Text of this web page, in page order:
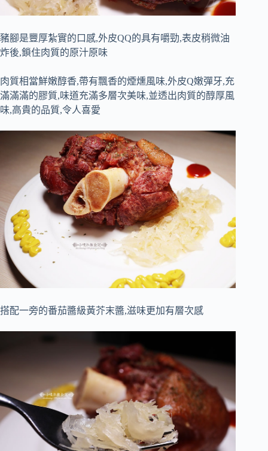
豬腳是豐厚紮實的口感,外皮QQ的具有嚼勁,表皮稍微油
炸後,鎖住肉質的原汁原味
肉質相當鮮嫩醇香,帶有飄香的煙燻風味,外皮Q嫩彈牙,充
滿滿滿的膠質,味道充滿多層次美味,並透出肉質的醇厚風
味,高貴的品質,令人喜愛
搭配一旁的番茄醬級黃芥末醬,滋味更加有層次感